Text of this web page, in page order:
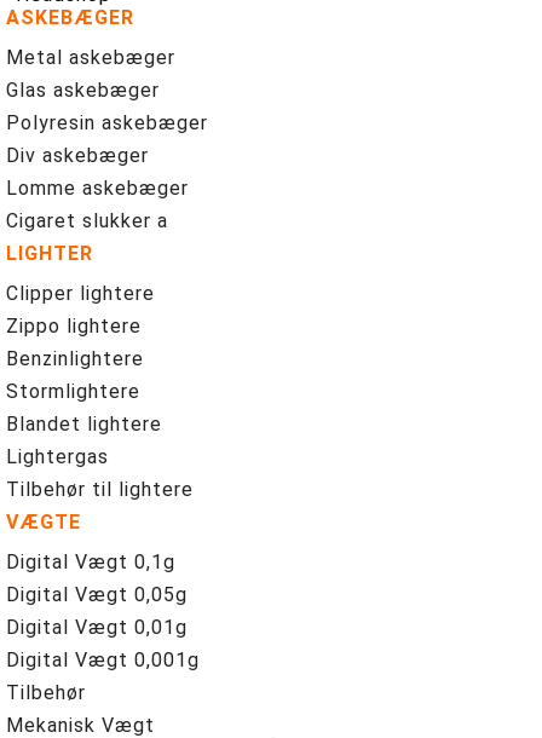
ASKEBÆGER
Metal askebæger
Glas askebæger
Polyresin askebæger
Div askebæger
Lomme askebæger
Cigaret slukker a
LIGHTER
Clipper lightere
Zippo lightere
Benzinlightere
Stormlightere
Blandet lightere
Lightergas
Tilbehør til lightere
VÆGTE
Digital Vægt 0,1g
Digital Vægt 0,05g
Digital Vægt 0,01g
Digital Vægt 0,001g
Tilbehør
Mekanisk Vægt